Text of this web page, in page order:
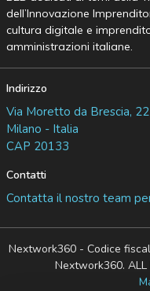
dell’Innovazione
cultura digitale e
amministrazioni italiane.
Indirizzo
Via Moretto da Brescia, 22
Milano - Italia
CAP 20133
Contatti
Contatta il nostro team
Nextwork360 - Codice
Nextwork360. ALL